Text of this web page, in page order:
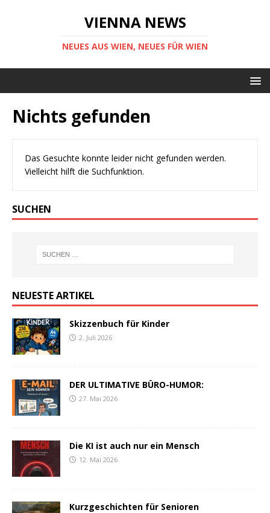
VIENNA NEWS
NEUES AUS WIEN, NEUES FÜR WIEN
Nichts gefunden
Das Gesuchte konnte leider nicht gefunden werden.
Vielleicht hilft die Suchfunktion.
SUCHEN
NEUESTE ARTIKEL
Skizzenbuch für Kinder
2. Juli 2026
DER ULTIMATIVE BÜRO-HUMOR:
27. Mai 2026
Die KI ist auch nur ein Mensch
12. Mai 2026
Kurzgeschichten für Senioren